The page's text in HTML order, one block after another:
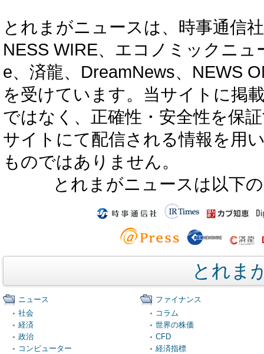
とれまがニュースは、時事通信
NESS WIRE、エコノミックニ
e、済龍、DreamNews、NEWS
を受けています。当サイトに掲
ではなく、正確性・安全性を保
サイトにて配信される情報を用
ものではありません。
とれまがニュースは以下
とれま
ニュース
社会
経済
政治
コンピューター
ファイナンス
コラム
世界の株価
CFD
経済指標